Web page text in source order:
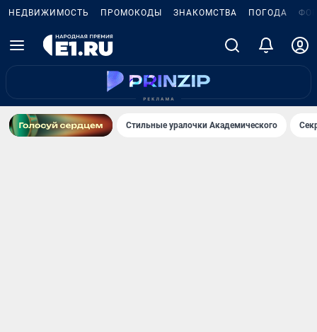
НЕДВИЖИМОСТЬ ПРОМОКОДЫ ЗНАКОМСТВА ПОГОДА
Стильные уралочки Академического